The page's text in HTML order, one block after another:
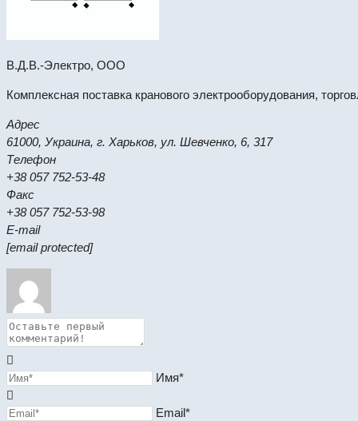
В.Д.В.-Электро, ООО
Комплексная поставка кранового электрооборудования,
Адрес
61000, Украина, г. Харьков, ул. Шевченко, 6, 317
Телефон
+38 057 752-53-48
Факс
+38 057 752-53-98
E-mail
[email protected]
Имя*
Email*